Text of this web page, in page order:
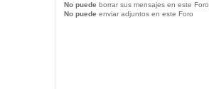
No puede borrar sus mensajes en este Foro
No puede enviar adjuntos en este Foro